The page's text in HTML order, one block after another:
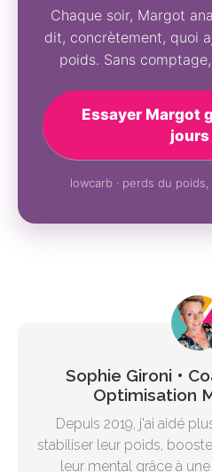
Chaque soir, Margot
dit, concrètement, quoi
poids. Sans
Essayer Margot
lowcarb · perds du
Sophie Gironi •
Optimisation
Depuis 2019, j'ai aidé
stabiliser leur poids,
leur mental grâce à